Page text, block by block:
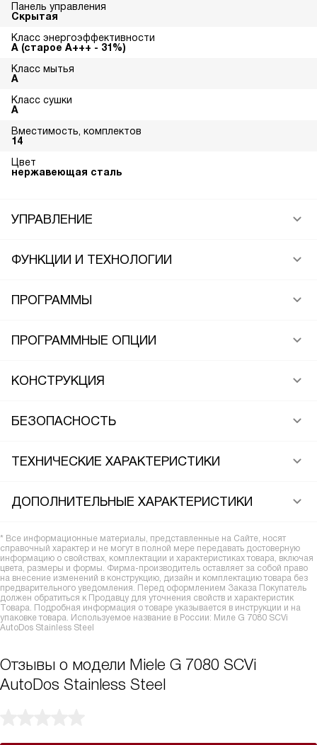
Панель управления
Скрытая
Класс энергоэффективности
A (старое A+++ - 31%)
Класс мытья
A
Класс сушки
A
Вместимость, комплектов
14
Цвет
нержавеющая сталь
УПРАВЛЕНИЕ
ФУНКЦИИ И ТЕХНОЛОГИИ
ПРОГРАММЫ
ПРОГРАММНЫЕ ОПЦИИ
КОНСТРУКЦИЯ
БЕЗОПАСНОСТЬ
ТЕХНИЧЕСКИЕ ХАРАКТЕРИСТИКИ
ДОПОЛНИТЕЛЬНЫЕ ХАРАКТЕРИСТИКИ
* Все информационные материалы, представленные на Сайте, носят
справочный характер и не могут в полной мере передавать достоверную
информацию о свойствах, комплектации и характеристиках товара, включая
цвета, размеры и формы. Фирма-производитель оставляет за собой право
на внесение изменений в конструкцию, дизайн и комплектацию товара без
предварительного уведомления. Перед оформлением Заказа Покупатель
должен обратиться к Продавцу для уточнения свойств и характеристик
Товара. Подробная информация о товаре указывается в инструкции и на
упаковке товара. Используемое название в России: Миле G 7080 SCVi
AutoDos Stainless Steel
Отзывы о модели Miele G 7080 SCVi
AutoDos Stainless Steel